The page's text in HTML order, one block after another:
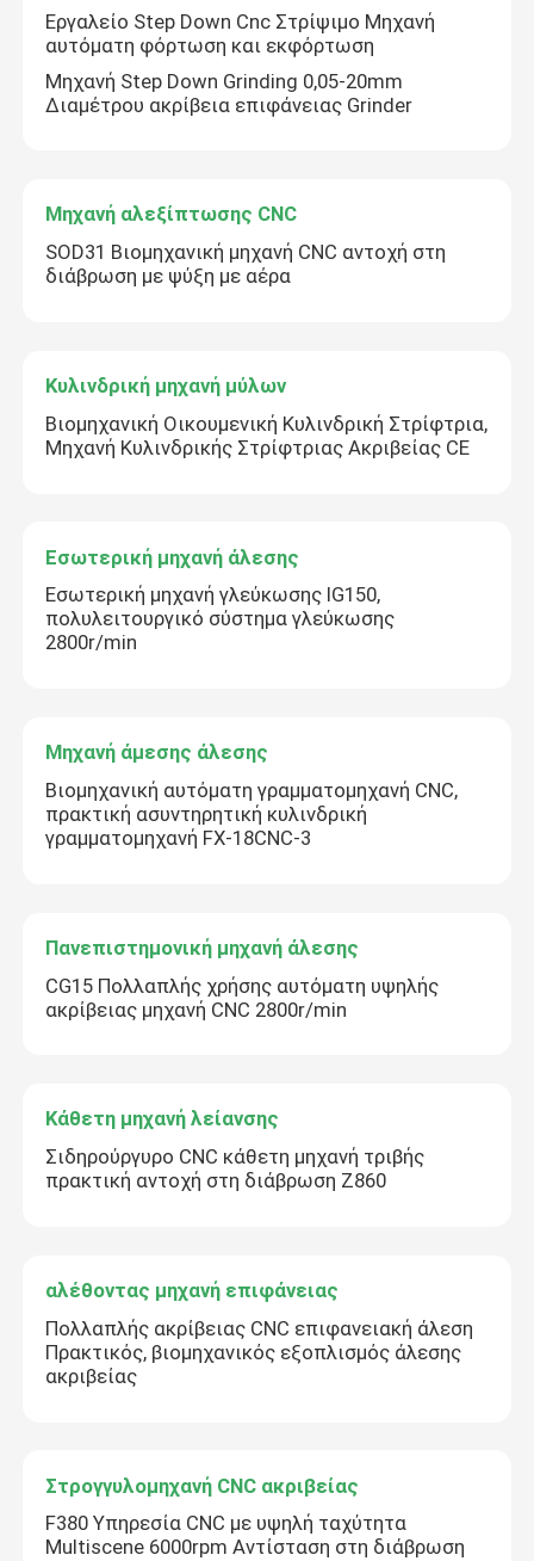
Αφήστε ένα μήνυμα
Εργαλείο Step Down Cnc Στρίψιμο Μηχανή
αυτόματη φόρτωση και εκφόρτωση
Μηχανή Step Down Grinding 0,05-20mm
Διαμέτρου ακρίβεια επιφάνειας Grinder
Μηχανή αλεξίπτωσης CNC
SOD31 Βιομηχανική μηχανή CNC αντοχή στη
διάβρωση με ψύξη με αέρα
Κυλινδρική μηχανή μύλων
Βιομηχανική Οικουμενική Κυλινδρική Στρίφτρια,
Μηχανή Κυλινδρικής Στρίφτριας Ακριβείας CE
Εσωτερική μηχανή άλεσης
Εσωτερική μηχανή γλεύκωσης IG150,
πολυλειτουργικό σύστημα γλεύκωσης
2800r/min
Μηχανή άμεσης άλεσης
Βιομηχανική αυτόματη γραμματομηχανή CNC,
πρακτική ασυντηρητική κυλινδρική
γραμματομηχανή FX-18CNC-3
Πανεπιστημονική μηχανή άλεσης
CG15 Πολλαπλής χρήσης αυτόματη υψηλής
ακρίβειας μηχανή CNC 2800r/min
Κάθετη μηχανή λείανσης
Σιδηρούργυρο CNC κάθετη μηχανή τριβής
πρακτική αντοχή στη διάβρωση Z860
αλέθοντας μηχανή επιφάνειας
Πολλαπλής ακρίβειας CNC επιφανειακή άλεση
Πρακτικός, βιομηχανικός εξοπλισμός άλεσης
ακριβείας
Στρογγυλομηχανή CNC ακριβείας
F380 Υπηρεσία CNC με υψηλή ταχύτητα
Multiscene 6000rpm Αντίσταση στη διάβρωση